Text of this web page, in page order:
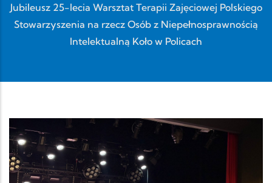
Jubileusz 25-lecia Warsztat Terapii Zajęciowej Polskiego
Stowarzyszenia na rzecz Osób z Niepełnosprawnością
Intelektualną Koło w Policach